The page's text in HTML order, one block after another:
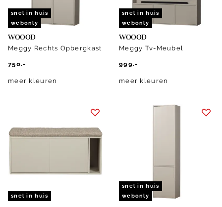
snel in huis
webonly
WOOOD
Meggy Rechts Opbergkast
750.-
meer kleuren
snel in huis
webonly
WOOOD
Meggy Tv-Meubel
999.-
meer kleuren
snel in huis
snel in huis
webonly